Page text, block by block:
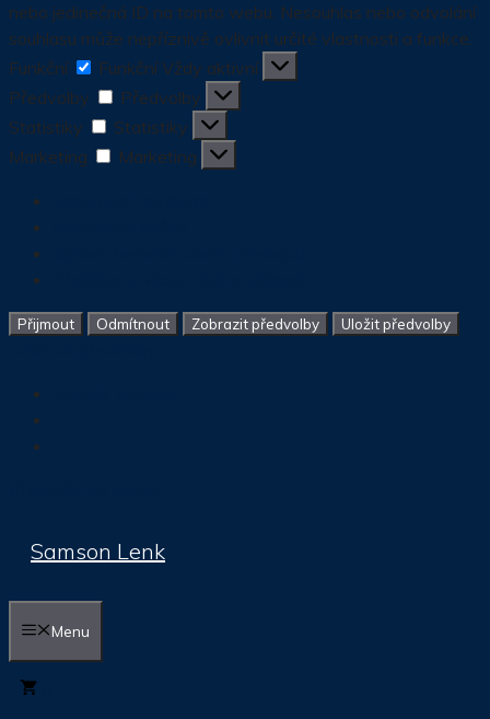
nebo jedinečná ID na tomto webu. Nesouhlas nebo odvolání
souhlasu může nepříznivě ovlivnit určité vlastnosti a funkce.
Funkční
Funkční Vždy aktivní
Předvolby
Předvolby
Statistiky
Statistiky
Marketing
Marketing
Přijmout Odmítnout Zobrazit předvolby Uložit předvolby
Samson Lenk
Menu